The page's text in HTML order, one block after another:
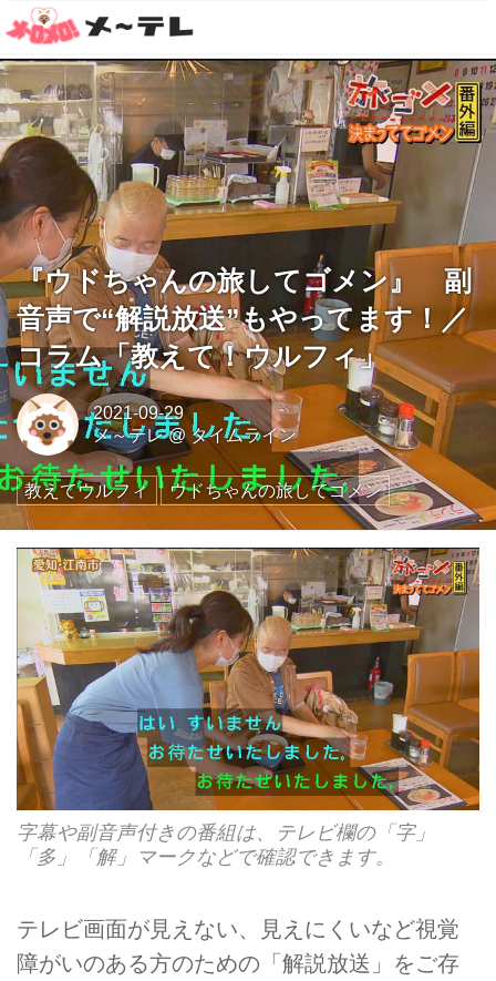
『ウドちゃんの旅してゴメン』 副
音声で“解説放送”もやってます！／
コラム「教えて！ウルフィ」
2021-09-29
メ～テレ@ タイムライン
教えてウルフィ ウドちゃんの旅してゴメン
字幕や副音声付きの番組は、テレビ欄の「字」
「多」「解」マークなどで確認できます。
テレビ画面が見えない、見えにくいなど視覚
障がいのある方のための「解説放送」をご存